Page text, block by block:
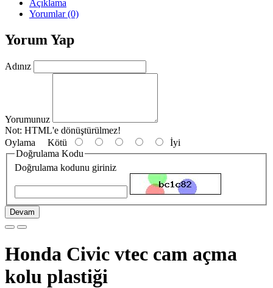
Açıklama
Yorumlar (0)
Yorum Yap
Adınız
Yorumunuz
Not: HTML'e dönüştürülmez!
Oylama Kötü
İyi
Doğrulama Kodu
Doğrulama kodunu giriniz
Devam
Honda Civic vtec cam açma
kolu plastiği